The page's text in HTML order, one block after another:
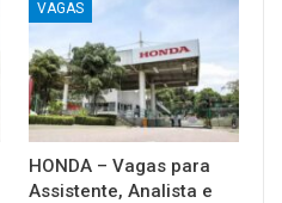
VAGAS
HONDA – Vagas para
Assistente, Analista e